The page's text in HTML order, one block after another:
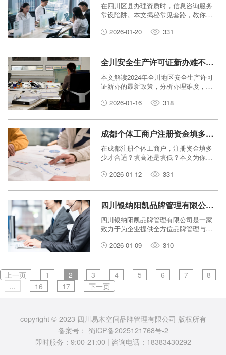
在四川区县办理资质时，信息咨询服务
常设陷阱。本文揭秘常见套路，教你如
2026-01-20
331
全川安全生产许可证新办难不难？2024最新政策解读
本文解读2024年全川地区安全生产许可
证新办的最新政策，分析办理难度，提
2026-01-16
318
成都个体工商户注册资金填多少合适？专家建议帮你省钱又合规
在成都注册个体工商户，注册资金填多
少才合适？填高还是填低？本文为你提
既省钱又合规，顺利开启创业之路。
2026-01-12 331
四川银纳阳凯品牌管理有限公司怎么样？企业一站式服务解析！
四川银纳阳凯品牌管理有限公司是一家
致力于为企业提供全方位品牌管理与一
服务模式与核心优势。
2026-01-09 310
上一页 1 2 3 4 5 6 7
8
...
16 17 下一页
copyright © 2023 四川易木空间品牌管理有限公司 版权所有
备案号： 蜀ICP备2025121768号-2
即时服务：9:00-21:00 | 咨询电话：18383430292